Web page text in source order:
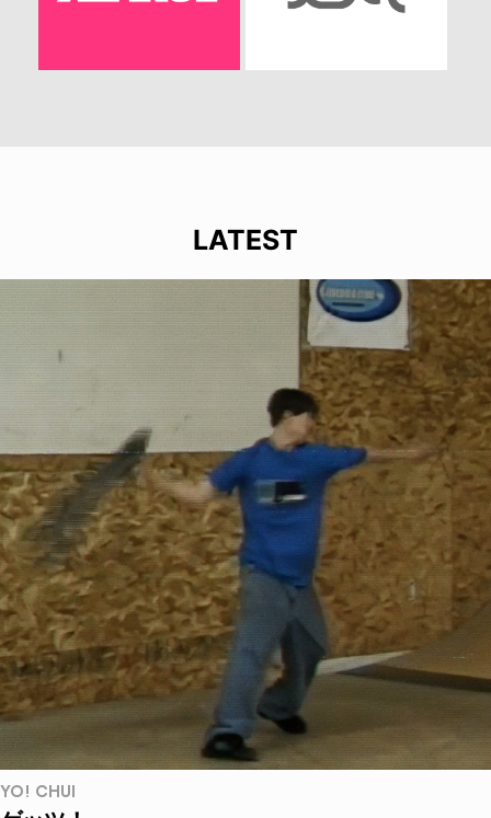
LATEST
YO! CHUI